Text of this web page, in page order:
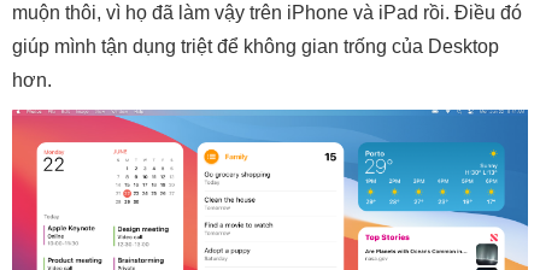
muộn thôi, vì họ đã làm vậy trên iPhone và iPad rồi. Điều đó
giúp mình tận dụng triệt để không gian trống của Desktop
hơn.